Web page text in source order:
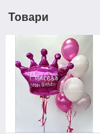
Товари